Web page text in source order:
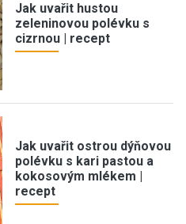
Jak uvařit hustou
zeleninovou polévku s
cizrnou | recept
Jak uvařit ostrou dýňovou
polévku s kari pastou a
kokosovým mlékem |
recept